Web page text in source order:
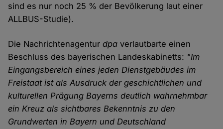
sind es nur noch 25 % der Bevölkerung laut einer
ALLBUS-Studie).
Die Nachrichtenagenturdpa verlautbarte einen
Beschluss des bayerischen Landeskabinetts: "Im
Eingangsbereich eines jeden Dienstgebäudes im
Freistaat ist als Ausdruck der geschichtlichen und
kulturellen Prägung Bayerns deutlich wahrnehmbar
ein Kreuz als sichtbares Bekenntnis zu den
Grundwerten in Bayern und Deutschland